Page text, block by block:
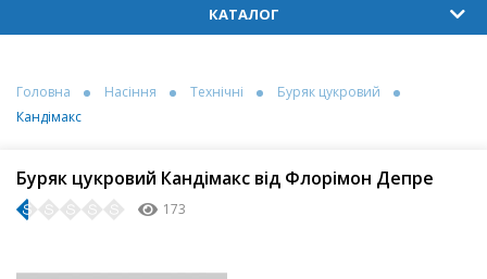
КАТАЛОГ
Головна Насіння Технічні
Буряк цукровий
Кандімакс
Буряк цукровий Кандімакс від Флорімон Депре
173